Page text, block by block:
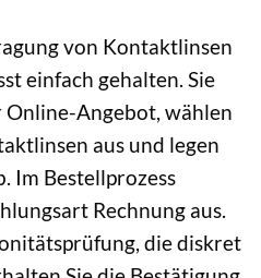
von Kontaktlinsen
einfach gehalten. Sie
Angebot, wählen
aus und legen
Im Bestellprozess
Rechnung aus.
die diskret